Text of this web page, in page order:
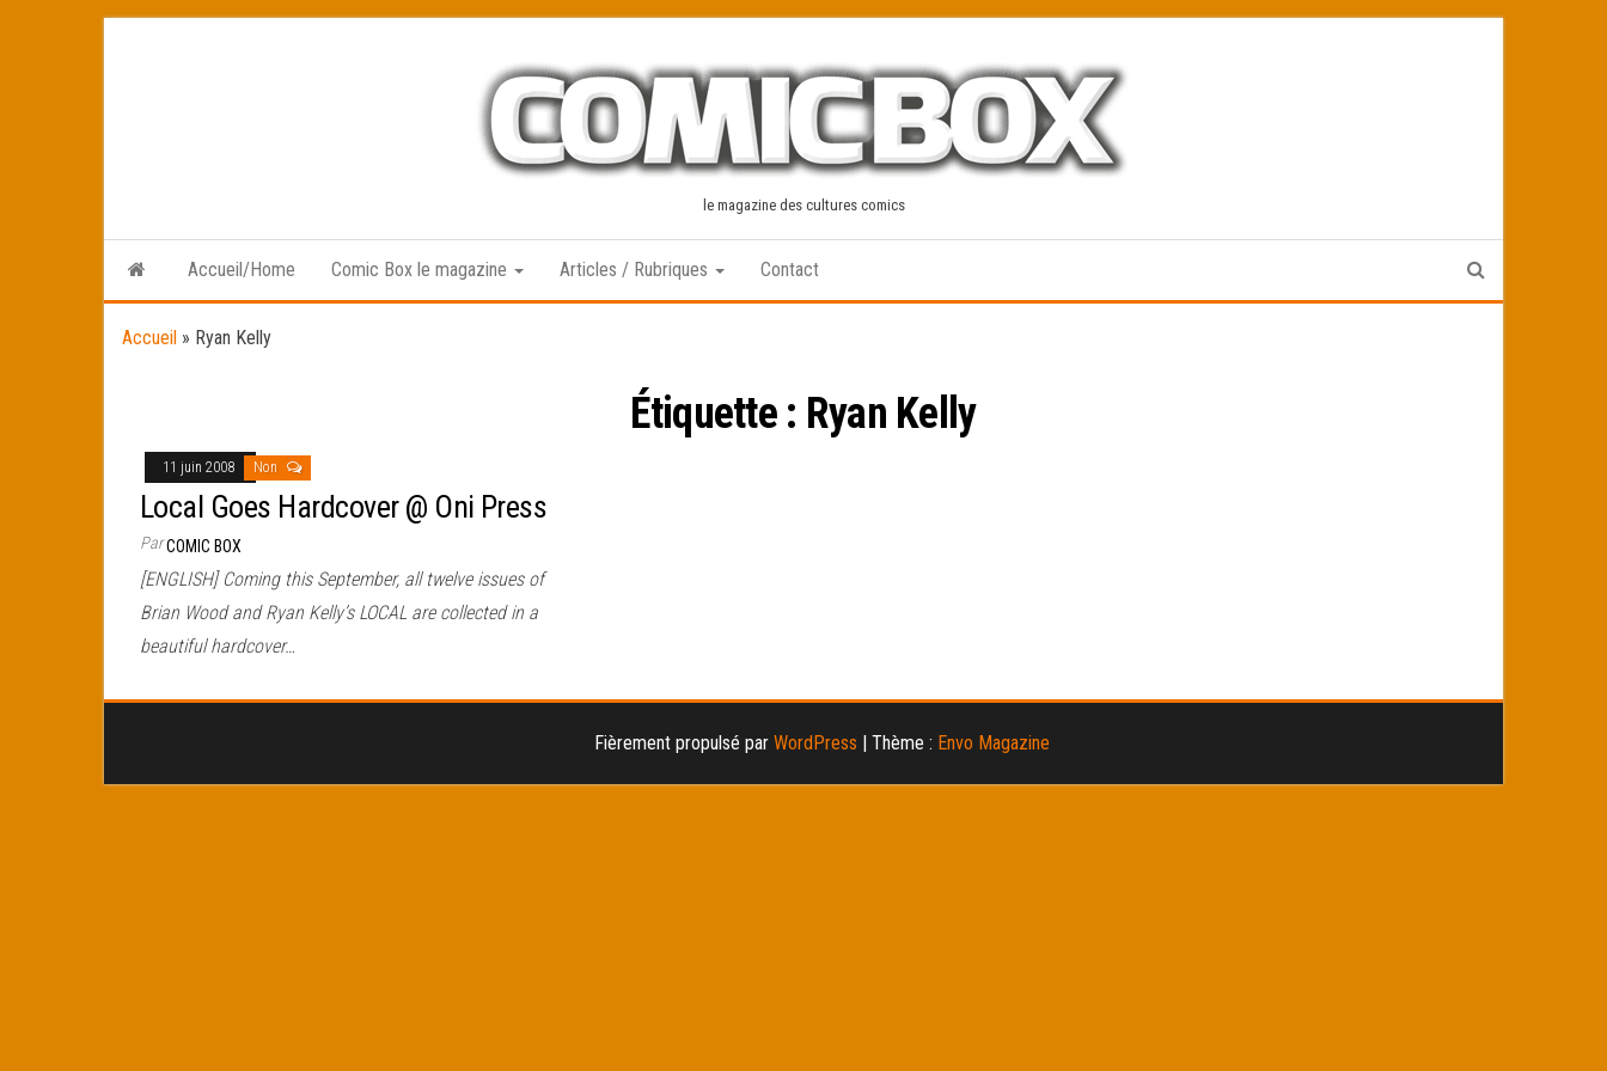
le magazine des cultures comics
Accueil/Home Comic Box le magazine Articles / Rubriques Contact
Accueil » Ryan Kelly
Étiquette : Ryan Kelly
11 juin 2008 Non
Local Goes Hardcover @ Oni Press
ParCOMIC BOX
[ENGLISH] Coming this September, all twelve issues of
Brian Wood and Ryan Kelly’s LOCAL are collected in a
beautiful hardcover…
Fièrement propulsé par WordPress | Thème : Envo Magazine